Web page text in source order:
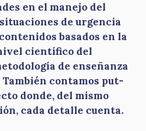
en el manejo del
de urgencia
basados en la
científico del
de enseñanza
contamos put-
donde, del mismo
cada detalle cuenta.